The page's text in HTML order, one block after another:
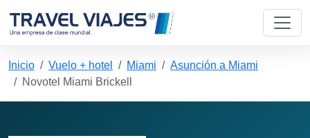
Inicio Vuelo + hotel Miami
Asunción a Miami
Novotel Miami Brickell